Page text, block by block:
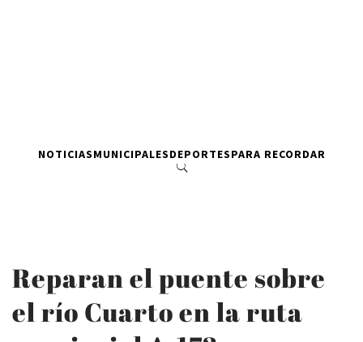
NOTICIASMUNICIPALESDEPORTESPARA RECORDAR
Reparan el puente sobre
el río Cuarto en la ruta